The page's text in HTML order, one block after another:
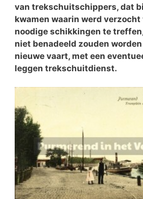
van trekschuitschippers, dat
kwamen waarin werd verzocht
noodige schikkingen te
niet benadeeld zouden worden
nieuwe vaart, met een
leggen trekschuitdienst.